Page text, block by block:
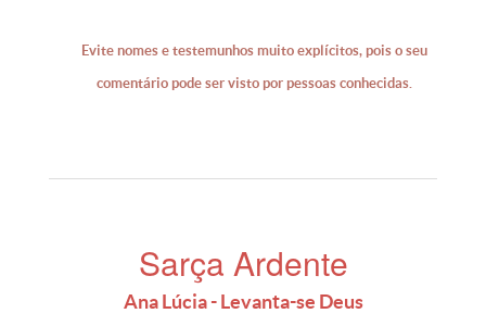
Sarça Ardente
Ana Lúcia - Levanta-se Deus
Evite nomes e testemunhos muito explícitos, pois o seu
comentário pode ser visto por pessoas conhecidas.